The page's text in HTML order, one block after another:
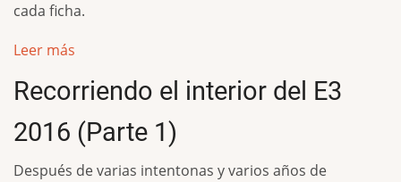
cada ficha.
Leer más
Recorriendo el interior del E3
2016 (Parte 1)
Después de varias intentonas y varios años de